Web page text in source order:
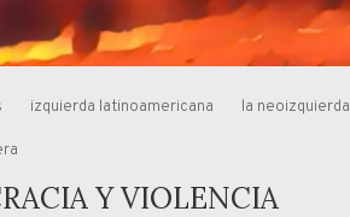
izquierda latinoamericana la neoizquierda
Y VIOLENCIA